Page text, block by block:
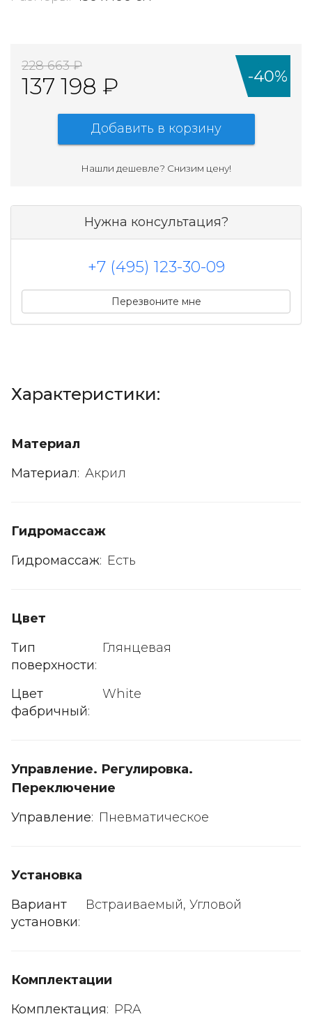
228 663 ₽
137 198 ₽ -40%
Добавить в корзину
Нашли дешевле? Cнизим цену!
Нужна консультация?
+7 (495) 123-30-09
Перезвоните мне
Характеристики:
Материал
Материал: Акрил
Гидромассаж
Гидромассаж: Есть
Цвет
Тип
поверхности:
Глянцевая
Цвет
фабричный:
White
Управление. Регулировка.
Переключение
Управление: Пневматическое
Установка
Вариант
установки:
Встраиваемый, Угловой
Комплектации
Комплектация: PRA